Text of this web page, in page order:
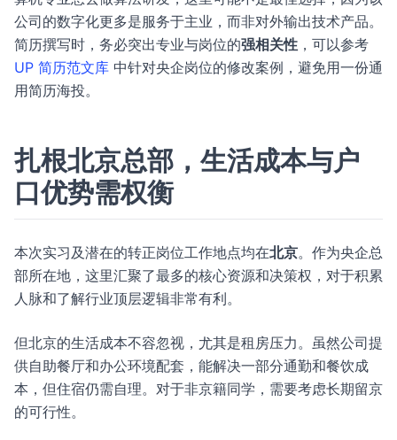
公司的数字化更多是服务于主业，而非对外输出技术产品。
简历撰写时，务必突出专业与岗位的强相关性 ，可以参考
UP 简历范文库 中针对央企岗位的修改案例，避免用一份通
用简历海投。
扎根北京总部，生活成本与户
口优势需权衡
本次实习及潜在的转正岗位工作地点均在北京。作为央企总
部所在地，这里汇聚了最多的核心资源和决策权，对于积累
人脉和了解行业顶层逻辑非常有利。
但北京的生活成本不容忽视，尤其是租房压力。虽然公司提
供自助餐厅和办公环境配套，能解决一部分通勤和餐饮成
本，但住宿仍需自理。对于非京籍同学，需要考虑长期留京
的可行性。